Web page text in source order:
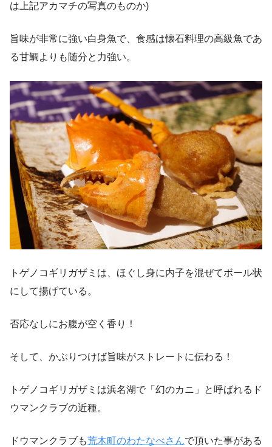
は上記アカマチの写真のものか)
旨味が非常に強い白身魚で、食感は懐石料理の高級魚であ
る甘鯛よりも随分と力強い。
トゲノコギリガザミは、ほぐし身に内子を混ぜてボール状
にして揚げている。
否応なしにお腹が空く香り！
そして、かぶりつけば旨味がストレートに伝わる！
トゲノコギリガザミは浜名湖で「幻のカニ」と呼ばれるド
ウマンクラブの近種。
ドウマンクラブも荒木町のわたなべさんで頂いた事がある